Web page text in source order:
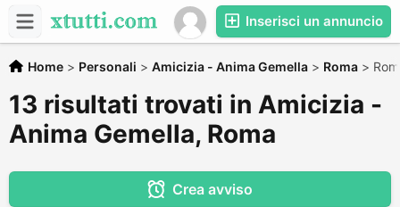
Inserisci un annuncio
Home > Personali > Amicizia - Anima Gemella > Roma >
13 risultati trovati in Amicizia -
Anima Gemella, Roma
Crea avviso